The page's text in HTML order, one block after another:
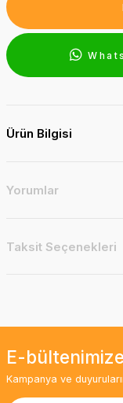
Ürün Bilgisi
Yorumlar
Taksit Seçenekleri
E-
Kampanya ve